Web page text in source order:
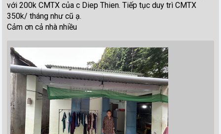
với 200k CMTX của c Diep Thien. Tiếp tục duy trì CMTX
350k/ tháng như cũ ạ.
Cảm ơn cả nhà nhiều